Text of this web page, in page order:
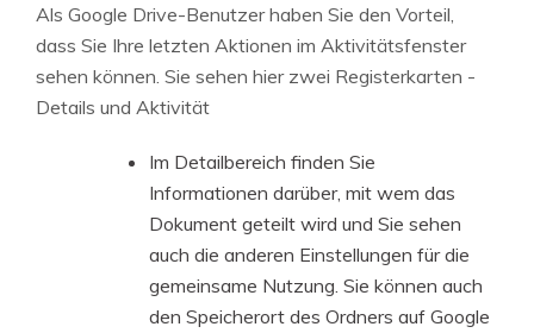
Als Google Drive-Benutzer haben Sie den Vorteil,
dass Sie Ihre letzten Aktionen im Aktivitätsfenster
sehen können. Sie sehen hier zwei Registerkarten -
Details und Aktivität
Im Detailbereich finden Sie
Informationen darüber, mit wem das
Dokument geteilt wird und Sie sehen
auch die anderen Einstellungen für die
gemeinsame Nutzung. Sie können auch
den Speicherort des Ordners auf Google